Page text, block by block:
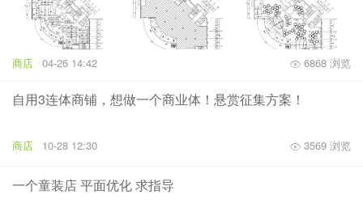
商店 04-26 14:42 6868 浏览
自用3连体商铺，想做一个商业体！悬赏征集方案！
商店 10-28 12:30 3569 浏览
一个童装店 平面优化 求指导